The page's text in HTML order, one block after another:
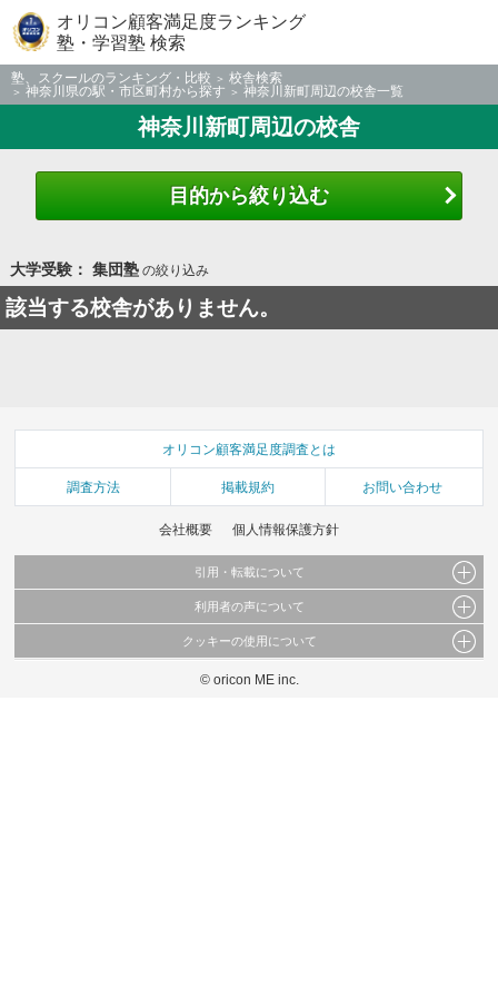
オリコン顧客満足度ランキング
塾・学習塾 検索
塾、スクールのランキング・比較
校舎検索
神奈川県の駅・市区町村から探す
神奈川新町周辺の校舎一覧
神奈川新町周辺の校舎
目的から絞り込む
大学受験： 集団塾の絞り込み
該当する校舎がありません。
オリコン顧客満足度調査とは
調査方法 掲載規約 お問い合わせ
会社概要 個人情報保護方針
引用・転載について
当サイトで公開されている情報（文字、写真、イラスト、画像データ等）及びこれらの配
これらの情報を権利者の許可なく無断転載・複製などの二次利用を行うことは固く禁じて
利用者の声について
当サイトに掲載している内容はすべてサービスの利用者が提出された見解・感想です。
弊社の見解・ 意見ではないことをご理解いただいた上でご覧ください。
クッキーの使用について
このサイトでは Cookie を使用して、ユーザーに合わせたコンテンツや広告の表示、ソー
© oricon ME inc.